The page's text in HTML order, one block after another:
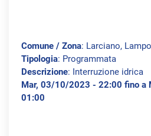
Comune / Zona: Larciano,
Tipologia: Programmata
Descrizione: Interruzione idrica
Mar, 03/10/2023 - 22:00 fino a
01:00